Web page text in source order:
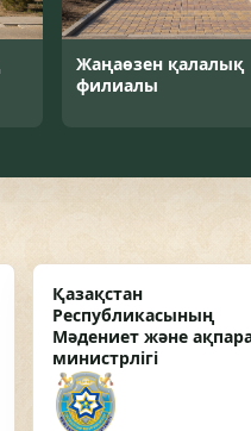
Жаңаөзен қалалық
филиалы
Қазақстан
Республикасының
Мәдениет және
министрлігі